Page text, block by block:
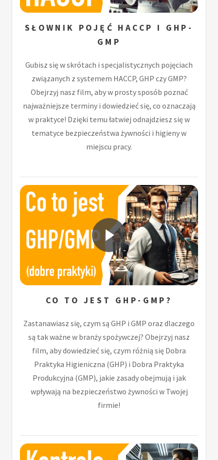
SŁOWNIK POJĘĆ HACCP I GHP-
GMP
Gubisz się w skrótach i specjalistycznych pojęciach
związanych z systemem HACCP, GHP czy GMP?
Obejrzyj nasz film, aby w prosty sposób poznać
najważniejsze terminy i dowiedzieć się, co oznaczają
w praktyce! Dzięki temu łatwiej odnajdziesz się w
tematyce bezpieczeństwa żywności i higieny w
miejscu pracy.
CO TO JEST GHP-GMP?
Zastanawiasz się, czym są GHP i GMP oraz dlaczego
są tak ważne w branży spożywczej? Obejrzyj nasz
film, aby dowiedzieć się, czym różnią się Dobra
Praktyka Higieniczna (GHP) i Dobra Praktyka
Produkcyjna (GMP), jakie zasady obejmują i jak
wpływają na bezpieczeństwo żywności w Twojej
firmie!